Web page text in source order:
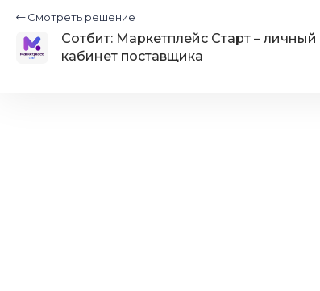
Смотреть решение
Сотбит: Маркетплейс Старт – личный
кабинет поставщика